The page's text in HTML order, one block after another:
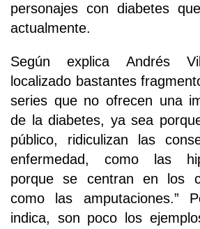
personajes con diabetes
actualmente.
Según explica Andrés
localizado bastantes
series que no ofrecen una
de la diabetes, ya sea
público, ridiculizan las
enfermedad, como las
porque se centran en los
como las amputaciones.”
indica, son poco los